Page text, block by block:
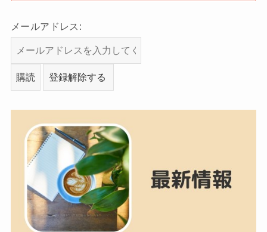
メールアドレス: